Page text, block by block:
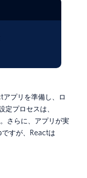
プリを準備し、ロ
定プロセスは、
さらに、アプリが実
ですが、Reactは